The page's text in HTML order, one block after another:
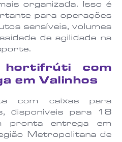
organizada. Isso é
para operações
sensíveis, volumes
de agilidade na
hortifrúti com
em Valinhos
com caixas para
disponíveis para 18
entrega em
Metropolitana de